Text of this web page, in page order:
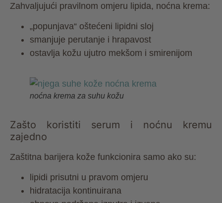
Zahvaljujući pravilnom omjeru lipida, noćna krema:
„popunjava“ oštećeni lipidni sloj
smanjuje perutanje i hrapavost
ostavlja kožu ujutro mekšom i smirenijom
noćna krema za suhu kožu
Zašto koristiti serum i noćnu kremu
zajedno
Zaštitna barijera kože funkcionira samo ako su:
lipidi prisutni u pravom omjeru
hidratacija kontinuirana